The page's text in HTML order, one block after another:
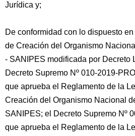
Jurídica y;
De conformidad con lo dispuesto
de Creación del Organismo
- SANIPES modificada por Decreto
Decreto Supremo Nº 010-2019-
que aprueba el Reglamento de la
Creación del Organismo Nacional
SANIPES; el Decreto Supremo Nº
que aprueba el Reglamento de la